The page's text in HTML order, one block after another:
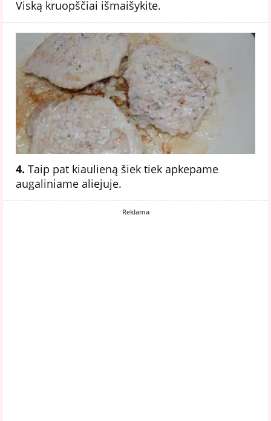
Viską kruopščiai išmaišykite.
4. Taip pat kiaulieną šiek tiek apkepame
augaliniame aliejuje.
Reklama